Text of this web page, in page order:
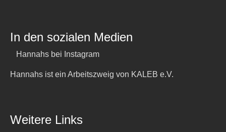
In den sozialen Medien
Hannahs bei Instagram
Hannahs ist ein Arbeitszweig von KALEB e.V.
Weitere Links